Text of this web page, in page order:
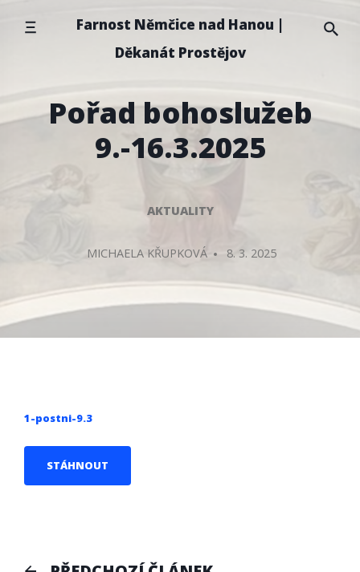
Farnost Němčice nad Hanou |
Děkanát Prostějov
Pořad bohoslužeb
9.-16.3.2025
AKTUALITY
MICHAELA KŘUPKOVÁ
8. 3. 2025
1-postni-9.3
STÁHNOUT